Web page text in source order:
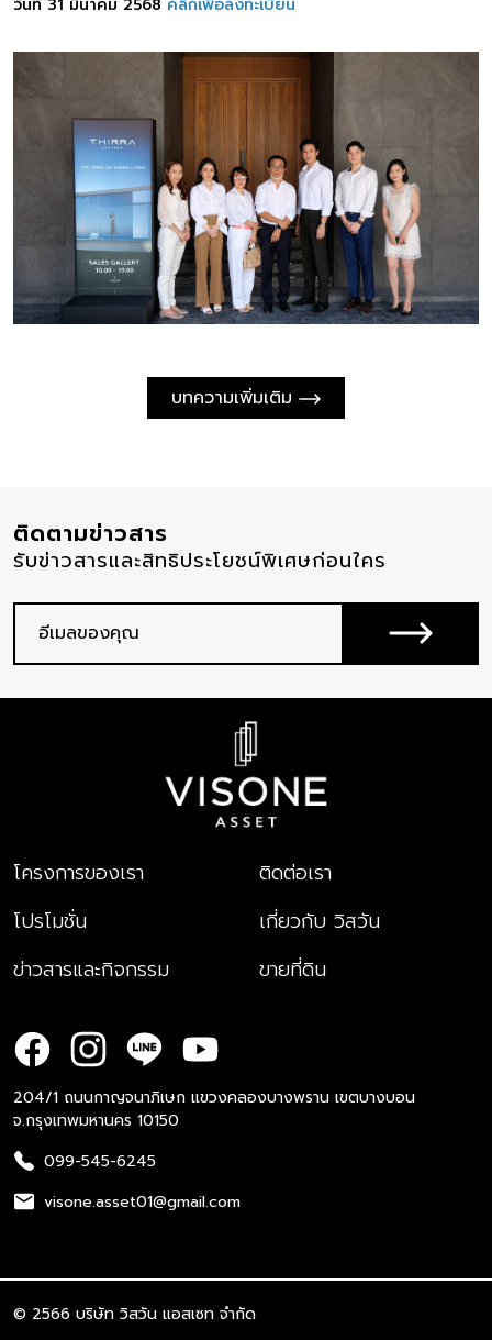
วันที่ 31 มีนาคม 2568 คลิกเพื่อลงทะเบียน
บทความเพิ่มเติม
ติดตามข่าวสาร
รับข่าวสารและสิทธิประโยชน์พิเศษก่อนใคร
โครงการของเรา
โปรโมชั่น
ข่าวสารและกิจกรรม
ติดต่อเรา
เกี่ยวกับ วิสวัน
ขายที่ดิน
204/1 ถนนกาญจนาภิเษก แขวงคลองบางพราน เขตบางบอน
จ.กรุงเทพมหานคร 10150
099-545-6245
visone.asset01@gmail.com
© 2566 บริษัท วิสวัน แอสเซท จำกัด